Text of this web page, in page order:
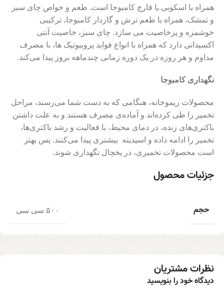
همراه با اسکوبی یا قارچ کامبوجا است. طعم و خواص چای سبز
و تمشک، همراه با طعم ترش و گازدار کامبوجا، ترکیبی
خوشمزه و پرخاصیت می سازد. چای سبز، خاصیت آنتی
اکسیدانی دارد که همراه با انواع فواید پروبیوتیک ها، با مصرف
مداوم و هر روزه در یک دوره زمانی چندماهه بروز پیدا می‌کند.
نگهداری کامبوجا
محصولات زیموخانه، هنگامی که به دست شما می‌رسند، مراحل
تخمیر را طی کرده‌اند و آماده‌ی مصرف هستند و به علت داشتن
باکتری‌های زنده، در دمای محیط، با فعالیت و رشد باکتری‌ها،
تخمیر را ادامه داده و اسیدیته بیشتری پیدا می‌کنند. پس بهتر
است محصولات تخمیری، در یخچال نگهداری شوند.
جزئیات محصول
حجم ۵۰۰ سی سی
نظرات مشتریان
دیدگاه خود را بنویسید